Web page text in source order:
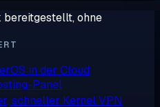
ohne
in der Cloud
Panel
schneller Kernel VPN